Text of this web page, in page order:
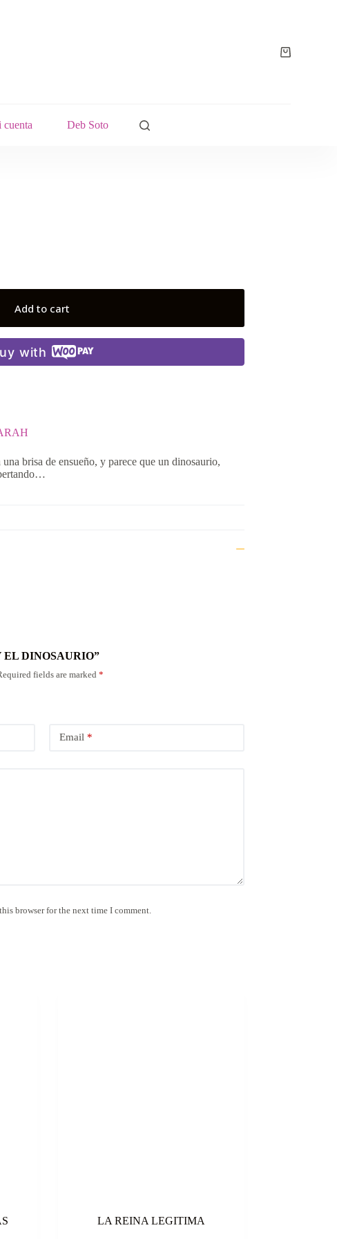
cuenta Deb Soto
Add to cart
with
brisa de ensueño, y parece que un dinosaurio,
EL DINOSAURIO”
fields are marked *
Email *
browser for the next time I comment.
LA REINA LEGITIMA